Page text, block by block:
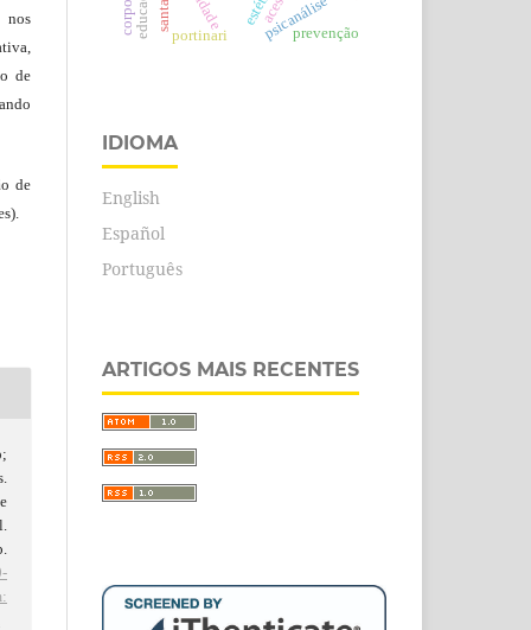
nos
de
de
psicanálise
portinari prevenção
IDIOMA
English
Español
Português
ARTIGOS MAIS RECENTES